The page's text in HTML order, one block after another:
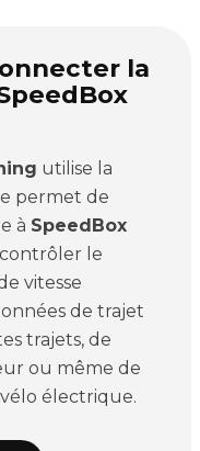
la
utilise la
permet de
à SpeedBox
le
vitesse
de trajet
trajets, de
ou même de
électrique.